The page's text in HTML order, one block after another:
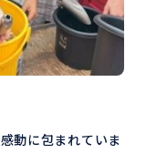
動に包まれていま